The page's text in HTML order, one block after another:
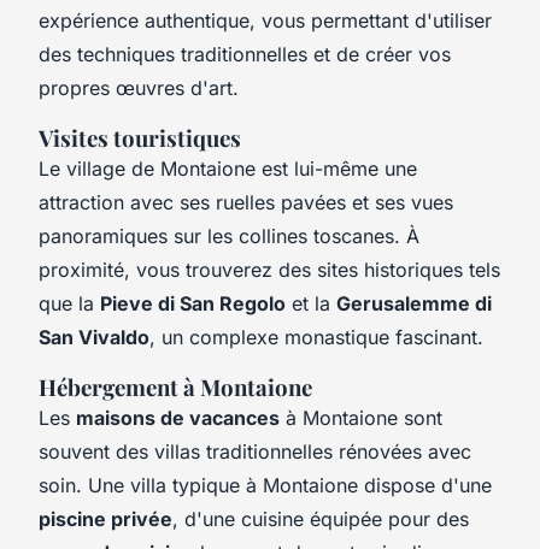
expérience authentique, vous permettant d'utiliser
des techniques traditionnelles et de créer vos
propres œuvres d'art.
Visites touristiques
Le village de Montaione est lui-même une
attraction avec ses ruelles pavées et ses vues
panoramiques sur les collines toscanes. À
proximité, vous trouverez des sites historiques tels
que la Pieve di San Regolo et la Gerusalemme di
San Vivaldo, un complexe monastique fascinant.
Hébergement à Montaione
Les maisons de vacances à Montaione sont
souvent des villas traditionnelles rénovées avec
soin. Une villa typique à Montaione dispose d'une
piscine privée, d'une cuisine équipée pour des